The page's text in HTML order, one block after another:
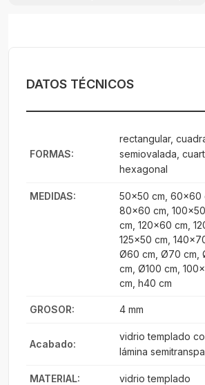
DATOS TÉCNICOS
FORMAS:
rectangular,
semiovalada,
hexagonal
MEDIDAS:
50x50 cm, 60x60
80x60 cm,
cm, 120x60 cm,
125x50 cm,
Ø60 cm, Ø70 cm,
cm, Ø100 cm,
cm, h40 cm
GROSOR: 4 mm
Acabado:
vidrio templado
lámina
MATERIAL: vidrio templado